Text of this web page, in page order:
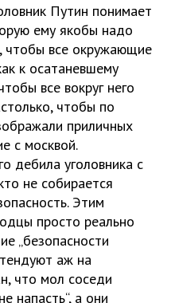
Путин понимает
ему якобы надо
чтобы все окружающие
к осатаневшему
все вокруг него
чтобы по
приличных
с москвой.
дебила уголовника с
не собирается
Этим
просто реально
„безопасности
аж на
что мол соседи
напасть“, а они